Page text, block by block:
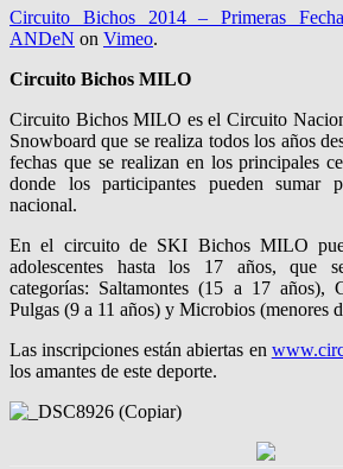
Circuito Bichos 2014 – Primeras
ANDeN on Vimeo.
Circuito Bichos MILO
Circuito Bichos MILO es el Circuito
Snowboard que se realiza todos los años
fechas que se realizan en los principales
donde los participantes pueden sumar
nacional.
En el circuito de SKI Bichos MILO
adolescentes hasta los 17 años, que
categorías: Saltamontes (15 a 17 años),
Pulgas (9 a 11 años) y Microbios (menores
Las inscripciones están abiertas en
los amantes de este deporte.